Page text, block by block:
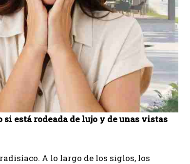
está rodeada de lujo y de unas vistas
A lo largo de los siglos, los